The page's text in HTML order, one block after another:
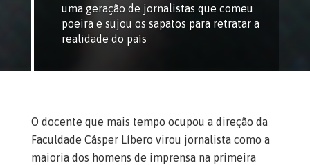
uma geração de jornalistas que comeu
poeira e sujou os sapatos para retratar a
realidade do país
O docente que mais tempo ocupou a direção da
Faculdade Cásper Líbero virou jornalista como a
maioria dos homens de imprensa na primeira